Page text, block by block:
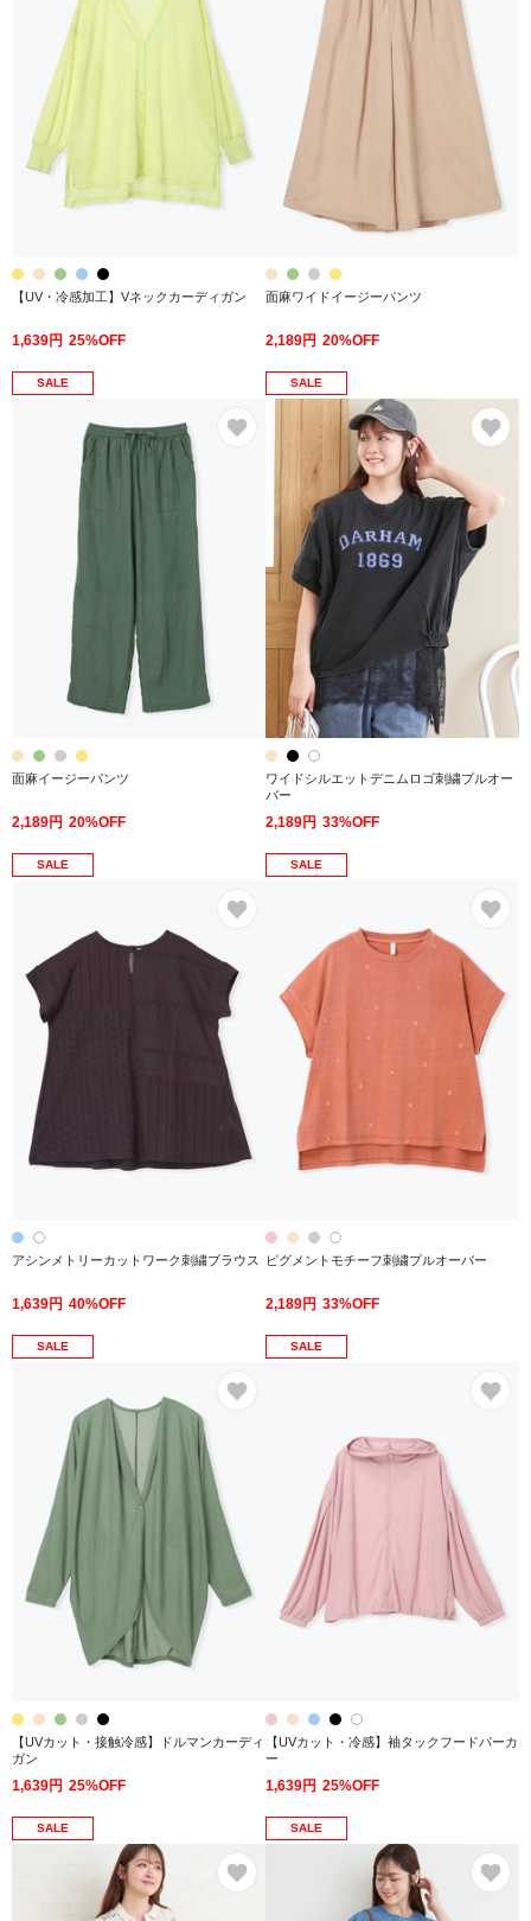
【UV・冷感加工】Vネックカーディガン
1,639円 25%OFF
面麻ワイドイージーパンツ
2,189円 20%OFF
SALE
面麻イージーパンツ
2,189円 20%OFF
SALE
ワイドシルエットデニムロゴ刺繍プルオー
バー
2,189円 33%OFF
SALE
アシンメトリーカットワーク刺繍ブラウス
1,639円 40%OFF
SALE
ピグメントモチーフ刺繍プルオーバー
2,189円 33%OFF
SALE
【UVカット・接触冷感】ドルマンカーディ
ガン
1,639円 25%OFF
SALE
【UVカット・冷感】袖タックフードパーカ
ー
1,639円 25%OFF
SALE SALE